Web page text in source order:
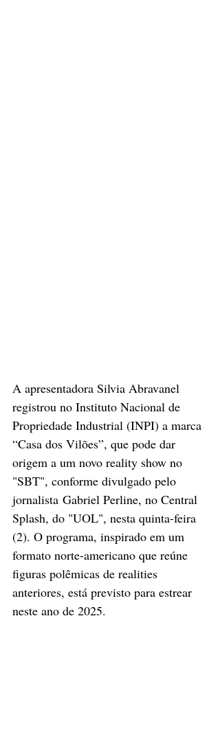
A apresentadora Silvia Abravanel
registrou no Instituto Nacional de
Propriedade Industrial (INPI) a marca
“Casa dos Vilões”, que pode dar
origem a um novo reality show no
"SBT", conforme divulgado pelo
jornalista Gabriel Perline, no Central
Splash, do "UOL", nesta quinta-feira
(2). O programa, inspirado em um
formato norte-americano que reúne
figuras polêmicas de realities
anteriores, está previsto para estrear
neste ano de 2025.